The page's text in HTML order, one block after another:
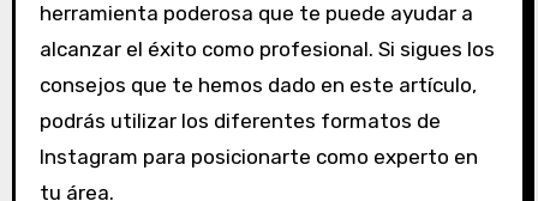
herramienta poderosa que te puede ayudar a
alcanzar el éxito como profesional. Si sigues los
consejos que te hemos dado en este artículo,
podrás utilizar los diferentes formatos de
Instagram para posicionarte como experto en
tu área.